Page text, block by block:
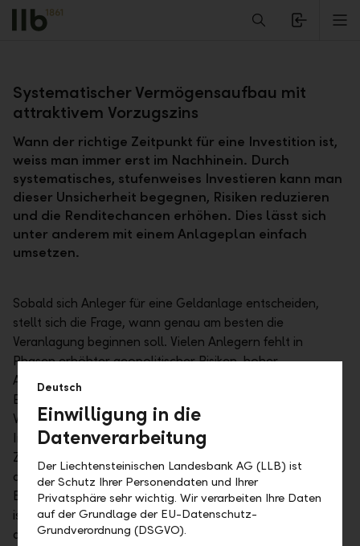
Alerts.Headline
Zurück
Systematischer Vermögensaufbau mit
attraktivem Vorzugszins
Wann der richtige Zeitpunkt für eine Investition ist,
weiss man immer erst im Nachhinein. Durch
systematisches, stufenweises Investieren kann man
dieser Unsicherheit begegnen, Risiken reduzieren
und die Renditechancen erhöhen. Dies lässt sich
unter anderem mit einem Anlageplan einfach
umsetzen.
Sobald sich Anleger für eine Geldanlage entscheiden,
stellt sich die Frage, wann genau am besten die
Veranlagung beginnen soll. Vielen Anlegern fehlt in
Phasen erhöhter geopolitischer Risiken, hoher
Aktienindizes oder tiefem Zinsniveau der Mut zum
Einstieg. Es wird oft (zu lange) zugewartet.
Verständlicherweise wünschen sich Anleger beim
Investieren den "perfekten" Zeitpunkt, gerade auch in
Zeiten erhöhter Unsicherheit. Dieser Wunsch bleibt aber,
abgesehen von glücklichen Zufällen, illusorisch.
Besonders für volatile und risikobehaftete Anlageklassen
ist der Einstiegszeitpunkt besonders wichtig – der Erfolg
aber nicht genau vorhersehbar.
Deutsch
Einwilligung in die
Datenverarbeitung
Der Liechtensteinischen Landesbank AG (LLB) ist
der Schutz Ihrer Personendaten und Ihrer
Privatsphäre sehr wichtig. Wir verarbeiten Ihre Daten
auf der Grundlage der EU-Datenschutz-
Grundverordnung (DSGVO).